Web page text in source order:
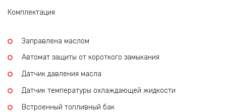
Комплектация
Заправлена маслом
Автомат защиты от короткого замыкания
Датчик давления масла
Датчик температуры охлаждающей жидкости
Встроенный топливный бак